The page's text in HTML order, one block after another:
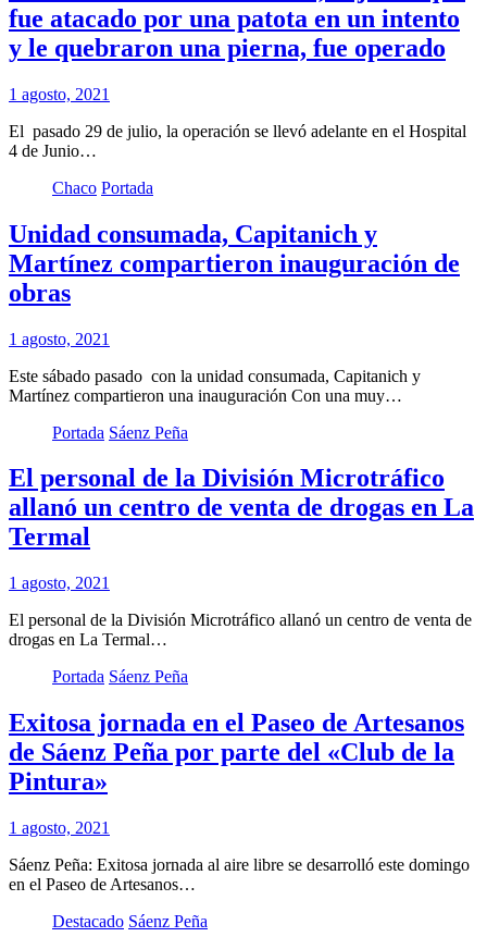
fue atacado por una patota en un intento
y le quebraron una pierna, fue operado
1 agosto, 2021
El pasado 29 de julio, la operación se llevó adelante en el Hospital
4 de Junio…
Chaco Portada
Unidad consumada, Capitanich y
Martínez compartieron inauguración de
obras
1 agosto, 2021
Este sábado pasado con la unidad consumada, Capitanich y
Martínez compartieron una inauguración Con una muy…
Portada Sáenz Peña
El personal de la División Microtráfico
allanó un centro de venta de drogas en La
Termal
1 agosto, 2021
El personal de la División Microtráfico allanó un centro de venta de
drogas en La Termal…
Portada Sáenz Peña
Exitosa jornada en el Paseo de Artesanos
de Sáenz Peña por parte del «Club de la
Pintura»
1 agosto, 2021
Sáenz Peña: Exitosa jornada al aire libre se desarrolló este domingo
en el Paseo de Artesanos…
Destacado Sáenz Peña